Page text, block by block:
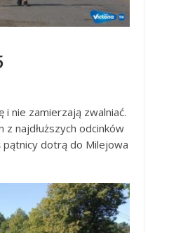
i nie zamierzają zwalniać.
najdłuższych odcinków
pątnicy dotrą do Milejowa